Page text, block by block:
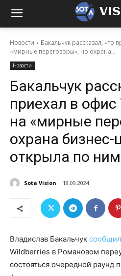
Новости
Бакальчук рассказал, что
«мирные переговоры», но охрана...
Новости
Бакальчук
приехал в офис
на «мирные
охрана бизнес-
открыла по
Sota Vision 18.09.2024
Владислав Бакальчук сообщил
Wildberries в Романовом
состояться очередной раунд